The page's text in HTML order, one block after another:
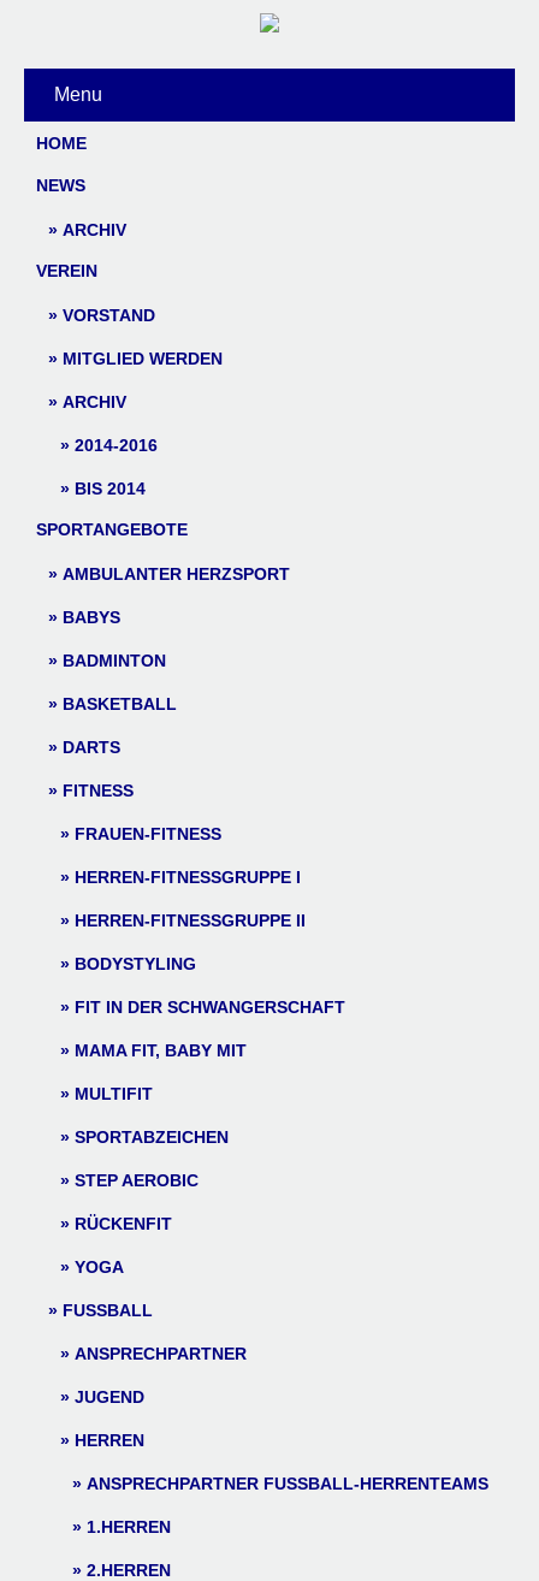
Menu
HOME
NEWS
ARCHIV
VEREIN
VORSTAND
MITGLIED WERDEN
ARCHIV
2014-2016
BIS 2014
SPORTANGEBOTE
AMBULANTER HERZSPORT
BABYS
BADMINTON
BASKETBALL
DARTS
FITNESS
FRAUEN-FITNESS
HERREN-FITNESSGRUPPE I
HERREN-FITNESSGRUPPE II
BODYSTYLING
FIT IN DER SCHWANGERSCHAFT
MAMA FIT, BABY MIT
MULTIFIT
SPORTABZEICHEN
STEP AEROBIC
RÜCKENFIT
YOGA
FUSSBALL
ANSPRECHPARTNER
JUGEND
HERREN
ANSPRECHPARTNER FUSSBALL-HERRENTEAMS
1.HERREN
2.HERREN